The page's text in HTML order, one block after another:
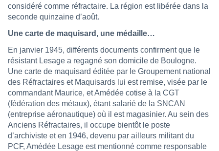
considéré comme réfractaire. La région est libérée dans la
seconde quinzaine d’août.
Une carte de maquisard, une médaille…
En janvier 1945, différents documents confirment que le
résistant Lesage a regagné son domicile de Boulogne.
Une carte de maquisard éditée par le Groupement national
des Réfractaires et Maquisards lui est remise, visée par le
commandant Maurice, et Amédée cotise à la CGT
(fédération des métaux), étant salarié de la SNCAN
(entreprise aéronautique) où il est magasinier. Au sein des
Anciens Réfractaires, il occupe bientôt le poste
d’archiviste et en 1946, devenu par ailleurs militant du
PCF, Amédée Lesage est mentionné comme responsable